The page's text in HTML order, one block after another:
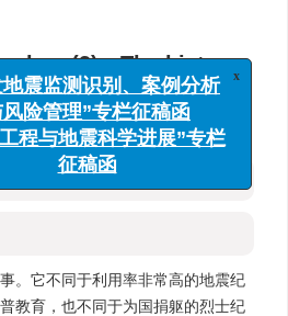
：The history
monuments
。它不同于利用率非常高的地震纪
教育，也不同于为国捐躯的烈士纪
震监测识别、案例分析
风险管理”专栏征稿函
程与地震科学进展”专栏
征稿函